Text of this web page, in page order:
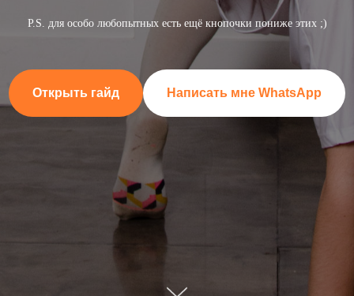
P.S. для особо любопытных есть ещё кнопочки пониже этих ;)
Открыть гайд Написать мне WhatsApp